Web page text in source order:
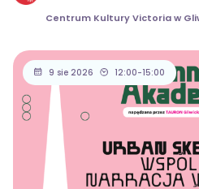
Centrum Kultury Victoria w
9 sie 2026 12:00-15:00